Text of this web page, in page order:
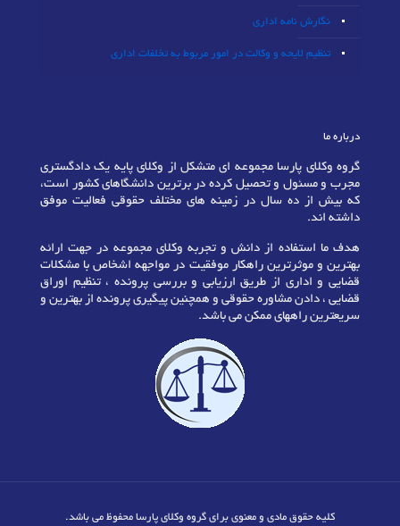
نگارش نامه اداری
تنظیم لایحه و وکالت در امور مربوط به تخلفات اداری
درباره ما
گروه وکلای پارسا مجموعه ای متشکل از وکلای پایه یک دادگستری
مجرب و مسئول و تحصیل کرده در برترین دانشگاهای کشور است،
که بیش از ده سال در زمینه های مختلف حقوقی فعالیت موفق
داشته اند.
هدف ما استفاده از دانش و تجربه وکلای مجموعه در جهت ارائه
بهترین و موثرترین راهکار موفقیت در مواجهه اشخاص با مشکلات
قضایی و اداری از طریق ارزیابی و بررسی پرونده ، تنظیم اوراق
قضایی ، دادن مشاوره حقوقی و همچنین پیگیری پرونده از بهترین و
سریعترین راههای ممکن می باشد.
کلیه حقوق مادی و معنوی برای گروه وکلای پارسا محفوظ می باشد.